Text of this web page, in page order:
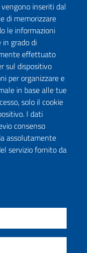
inseriti dal
di memorizzare
le informazioni
grado di
effettuato
sul dispositivo
per organizzare e
in base alle tue
solo il cookie
I dati
consenso
assolutamente
servizio fornito da